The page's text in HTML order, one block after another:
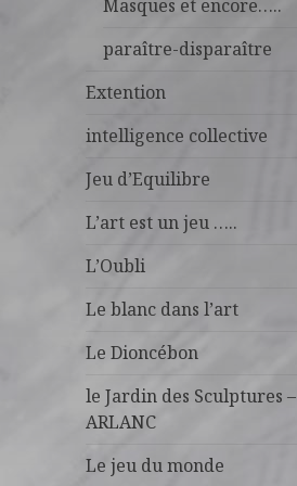
Masques et encore…..
paraître-disparaître
Extention
intelligence collective
Jeu d’Equilibre
L’art est un jeu …..
L’Oubli
Le blanc dans l’art
Le Dioncébon
le Jardin des Sculptures –
ARLANC
Le jeu du monde